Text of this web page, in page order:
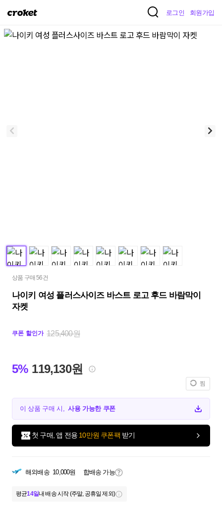
크
켓
로그인 회원가입
상품 구매 56건
나이키 여성 플러스사이즈 바스트 로고 후드 바람막이
자켓
쿠폰 할인가 125,400원
5% 119,130원
찜
이 상품 구매 시,사용 가능한 쿠폰
첫 구매, 앱 전용 10만원 쿠폰팩 받기
해외배송 10,000원 합배송 가능
평균14일내 배송 시작 (주말, 공휴일 제외)